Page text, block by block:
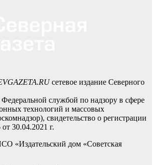
сетевое издание Северного
Федеральной службой по надзору в сфере
технологий и массовых
свидетельство о регистрации
30.04.2021 г.
«Издательский дом «Советская